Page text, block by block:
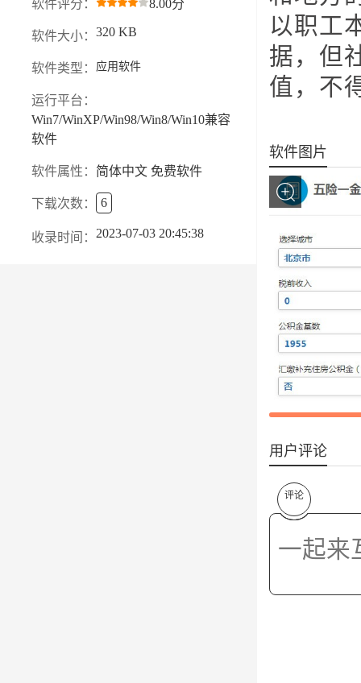
软件评分： 8.00分
软件大小： 320 KB
软件类型： 应用软件
运行平台：
Win7/WinXP/Win98/Win8/Win10兼容
软件
软件属性： 简体中文 免费软件
下载次数： 6
收录时间： 2023-07-03 20:45:38
以职工
据，但
值，不
软件图片
用户评论
评论